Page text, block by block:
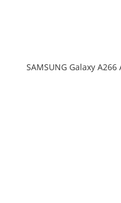
SAMSUNG Galaxy